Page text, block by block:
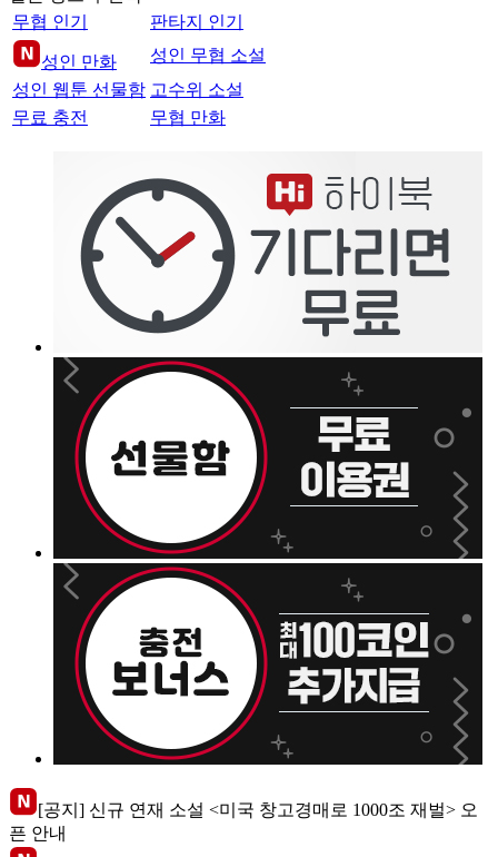
무협 인기
판타지 인기
성인 만화
성인 무협 소설
성인 웹툰 선물함 고수위 소설
무료 충전
무협 만화
[공지] 신규 연재 소설 <미국 창고경매로 1000조 재벌> 오
픈 안내